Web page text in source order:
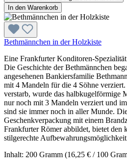
In den Warenkorb
Bethmännchen in der Holzkiste
Eine Frankfurter Konditoren-
Die Geschichte der Bethmännchen
angesehenen Bankiersfamilie
mit 4 Mandeln für die 4 Söhne
verstarb, wurde das halbkugelförmige
nur noch mit 3 Mandeln verziert und
sind sie immer noch in aller Munde.
Geschenkverpackung mit einem
Frankfurter Römer abbildet, bietet den
stilgerechte
Inhalt: 200 Gramm (16,25 € / 100